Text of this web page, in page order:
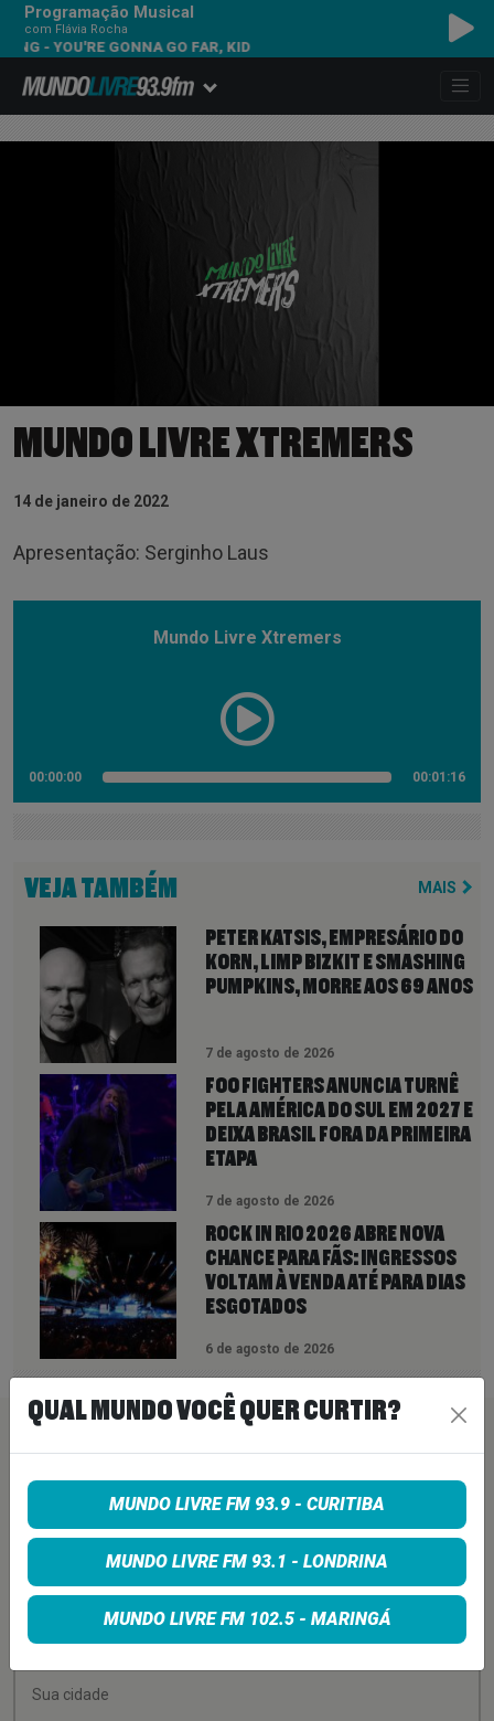
Programação Musical
com Flávia Rocha
- YOU'RE GONNA GO FAR, KID
MUNDO LIVRE XTREMERS
14 de janeiro de 2022
Apresentação: Serginho Laus
Mundo Livre Xtremers
00:00:00 00:01:16
VEJA TAMBÉM MAIS
PETER KATSIS, EMPRESÁRIO DO
KORN, LIMP BIZKIT E SMASHING
PUMPKINS, MORRE AOS 69 ANOS
7 de agosto de 2026
FOO FIGHTERS ANUNCIA TURNÊ
PELA AMÉRICA DO SUL EM 2027 E
DEIXA BRASIL FORA DA PRIMEIRA
ETAPA
7 de agosto de 2026
ROCK IN RIO 2026 ABRE NOVA
CHANCE PARA FÃS: INGRESSOS
VOLTAM À VENDA ATÉ PARA DIAS
ESGOTADOS
6 de agosto de 2026
PEÇA SUA MÚSICA
Quer sugerir uma música para rolar na minha
programação? É só preencher os campos abaixo:
QUAL MUNDO VOCÊ QUER CURTIR?
MUNDO LIVRE FM 93.9 - CURITIBA
MUNDO LIVRE FM 93.1 - LONDRINA
MUNDO LIVRE FM 102.5 - MARINGÁ